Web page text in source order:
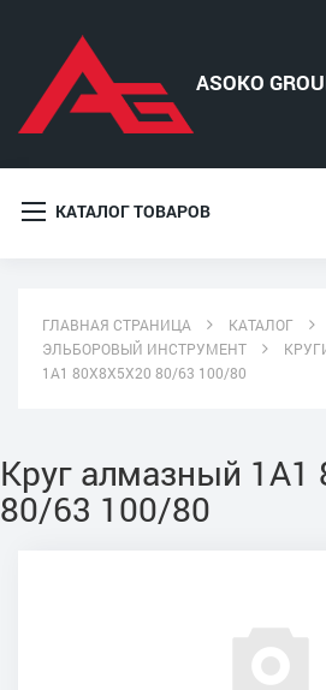
КАТАЛОГ ТОВАРОВ
ГЛАВНАЯ СТРАНИЦА КАТАЛОГ
ЭЛЬБОРОВЫЙ ИНСТРУМЕНТ
1А1 80X8X5X20 80/63 100/80
Круг алмазный 1А1
80/63 100/80